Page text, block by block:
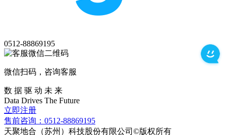
0512-88869195
微信扫码，咨询客服
数 据 驱 动 未 来
Data Drives The Future
立即注册
售前咨询：0512-88869195
天聚地合（苏州）科技股份有限公司©版权所有